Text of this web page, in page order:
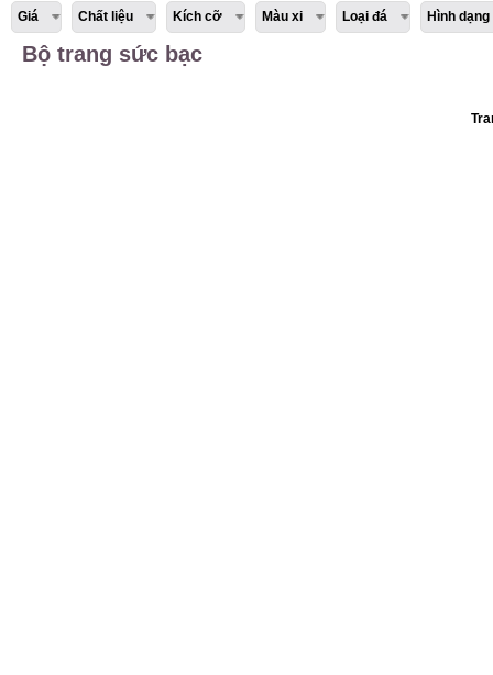
Giá Chất liệu Kích cỡ Màu xi Loại đá Hình dạng
Bộ trang sức bạc